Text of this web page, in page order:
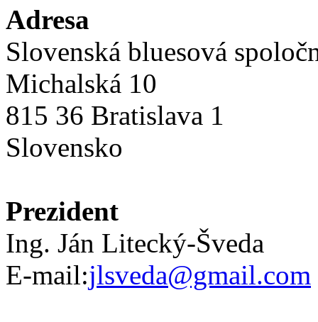
Adresa
Slovenská bluesová
Michalská 10
815 36 Bratislava 1
Slovensko
Prezident
Ing. Ján Litecký-Šveda
E-mail:jlsveda@gmail.com